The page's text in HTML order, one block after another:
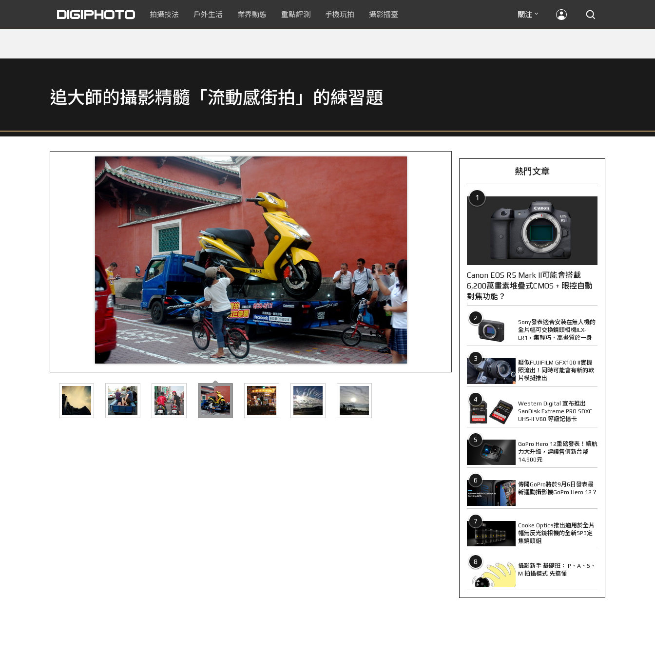
拍攝技法 戶外生活 業界動態 重點評測 手機玩拍 攝影擂臺 關注
追大師的攝影精髓「流動感街拍」的練習題
熱門文章
1
Canon EOS R5 Mark II可能會搭載
6,200萬畫素堆疊式CMOS + 眼控自動
對焦功能？
2
Sony發表適合安裝在無人機的
全片幅可交換鏡頭相機ILX-
LR1，集輕巧、高畫質於一身
3
疑似FUJIFILM GFX100 II實機
照流出！同時可能會有新的軟
片模擬推出
4
Western Digital 宣布推出
SanDisk Extreme PRO SDXC
UHS-II V60 等級記憶卡
5
GoPro Hero 12重磅發表！續航
力大升級，建議售價新台幣
14,900元
6
傳聞GoPro將於9月6日發表最
新運動攝影機GoPro Hero 12？
7
Cooke Optics推出適用於全片
幅無反光鏡相機的全新SP3定
焦鏡頭組
8
攝影新手 基礎班： P、A、S、
M 拍攝模式 先搞懂